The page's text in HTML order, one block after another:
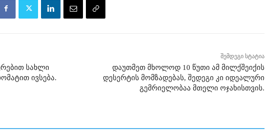
სახლი
ივსება.
შემდეგი სტატია
დაუთმეთ მხოლოდ 10 წუთი ამ მილქშეიქის
დესერტის მომზადებას, შედეგი კი იდეალური
გემრიელობაა მთელი ოჯახისთვის.